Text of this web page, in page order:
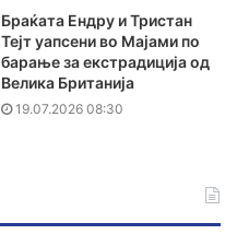
Браќата Ендру и Тристан
Тејт уапсени во Мајами по
барање за екстрадиција од
Велика Британија
19.07.2026 08:30